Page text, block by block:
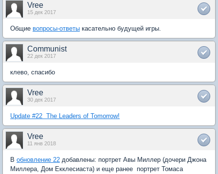
Vree
15 дек 2017
Общие вопросы-ответы касательно будущей игры.
Communist
22 дек 2017
клево, спасибо
Vree
30 дек 2017
Update #22  The Leaders of Tomorrow!
Vree
11 янв 2018
В обновление 22 добавлены: портрет Авы Миллер (дочери Джона
Миллера, Дом Екклесиаста) и еще ранее  портрет Томаса